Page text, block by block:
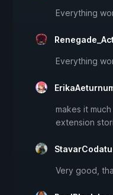
Everything
Everything
makes it
extension
StavarCodatu
Very good,